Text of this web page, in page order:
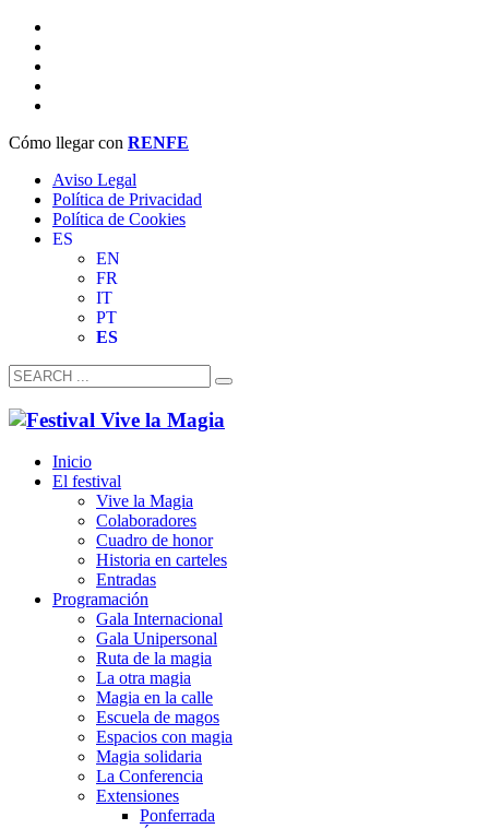
Cómo llegar con RENFE
Aviso Legal
Política de Privacidad
Política de Cookies
ES
EN
FR
IT
PT
ES
Inicio
El festival
Vive la Magia
Colaboradores
Cuadro de honor
Historia en carteles
Entradas
Programación
Gala Internacional
Gala Unipersonal
Ruta de la magia
La otra magia
Magia en la calle
Escuela de magos
Espacios con magia
Magia solidaria
La Conferencia
Extensiones
Ponferrada